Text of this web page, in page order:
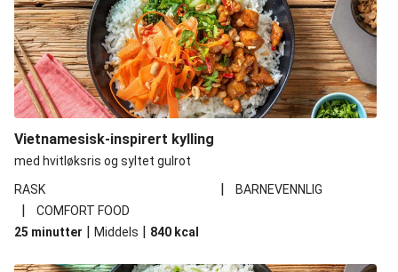
Vietnamesisk-inspirert kylling
med hvitløksris og syltet gulrot
RASK
| BARNEVENNLIG
|
COMFORT FOOD
25 minutter | Middels | 840 kcal